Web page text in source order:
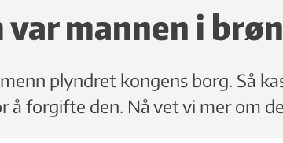
var mannen i
plyndret kongens borg. Så
å forgifte den. Nå vet vi mer om